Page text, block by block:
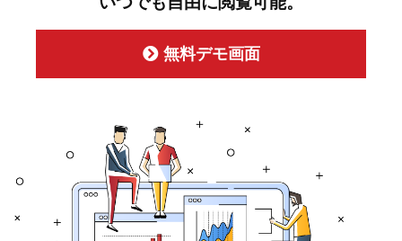
無料デモ画面